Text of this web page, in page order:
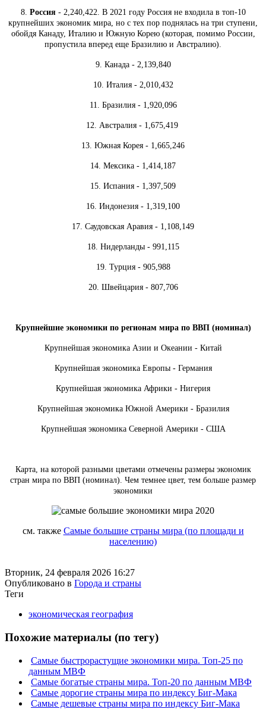
8. Россия- 2,240,422. В 2021 году Россия не входила в топ-10
крупнейших экономик мира, но с тех пор поднялась на три ступени,
обойдя Канаду, Италию и Южную Корею (которая, помимо России,
пропустила вперед еще Бразилию и Австралию).
9. Канада - 2,139,840
10. Италия - 2,010,432
11. Бразилия - 1,920,096
12. Австралия - 1,675,419
13. Южная Корея - 1,665,246
14. Мексика - 1,414,187
15. Испания - 1,397,509
16. Индонезия - 1,319,100
17. Саудовская Аравия - 1,108,149
18. Нидерланды - 991,115
19. Турция - 905,988
20. Швейцария - 807,706
Крупнейшие экономики по регионам мира по ВВП (номинал)
Крупнейшая экономика Азии и Океании - Китай
Крупнейшая экономика Европы - Германия
Крупнейшая экономика Африки - Нигерия
Крупнейшая экономика Южной Америки - Бразилия
Крупнейшая экономика Северной Америки - США
Карта, на которой разными цветами отмечены размеры экономик
стран мира по ВВП (номинал). Чем темнее цвет, тем больше размер
экономики
см. также Самые большие страны мира (по площади и
населению)
Вторник, 24 февраля 2026 16:27
Опубликовано в Города и страны
Теги
экономическая география
Похожие материалы (по тегу)
Самые быстрорастущие экономики мира. Топ-25 по
данным МВФ
Самые богатые страны мира. Топ-20 по данным МВФ
Самые дорогие страны мира по индексу Биг-Мака
Самые дешевые страны мира по индексу Биг-Мака